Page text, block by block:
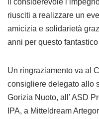
il considerevole
riusciti a realizzare un
amicizia e solidarietà
anni per questo
Un ringraziamento va al
consigliere delegato allo
Gorizia Nuoto, all’ ASD
IPA, a Mitteldream